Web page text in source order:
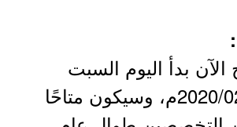
الآن بدأ اليوم السبت
الموافق 2020/02/01م، وسيكون متاحًا